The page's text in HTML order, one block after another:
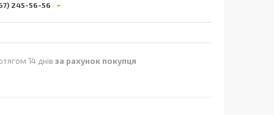
245-56-56
14 днів за рахунок покупця